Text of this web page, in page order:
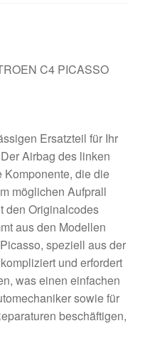
C4 PICASSO
Ersatzteil für Ihr
Airbag des linken
die die
möglichen Aufprall
den Originalcodes
aus den Modellen
speziell aus der
und erfordert
was einen einfachen
sowie für
beschäftigen,